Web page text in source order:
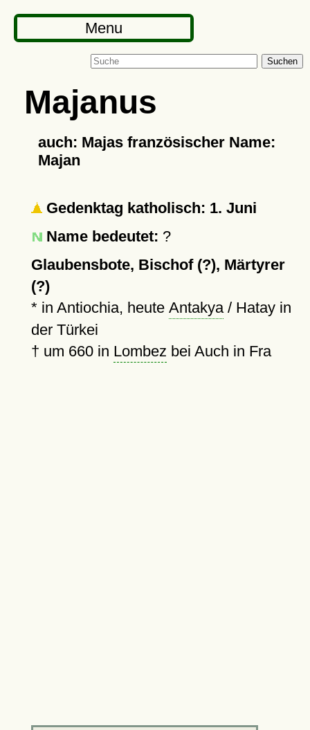
Menu
Suchen
Majanus
auch: Majas französischer Name:
Majan
Gedenktag katholisch: 1. Juni
Name bedeutet: ?
Glaubensbote, Bischof (?), Märtyrer
(?)
* in Antiochia, heute Antakya/ Hatay in
der Türkei
† um 660in Lombez bei Auch in Fra